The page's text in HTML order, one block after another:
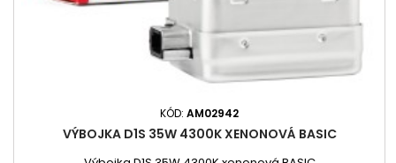
KÓD: AM02942
VÝBOJKA D1S 35W 4300K XENONOVÁ BASIC